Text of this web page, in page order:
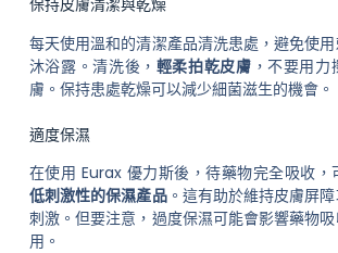
保持皮膚清潔與乾燥
每天使用溫和的清潔產品清洗患處，避免使
沐浴露。清洗後， 輕柔拍乾皮膚 ，不要用
膚。保持患處乾燥可以減少細菌滋生的機會。
適度保濕
在使用 Eurax 優力斯後，待藥物完全吸收，
低刺激性的保濕產品。這有助於維持皮膚屏
刺激。但要注意，過度保濕可能會影響藥物
用。